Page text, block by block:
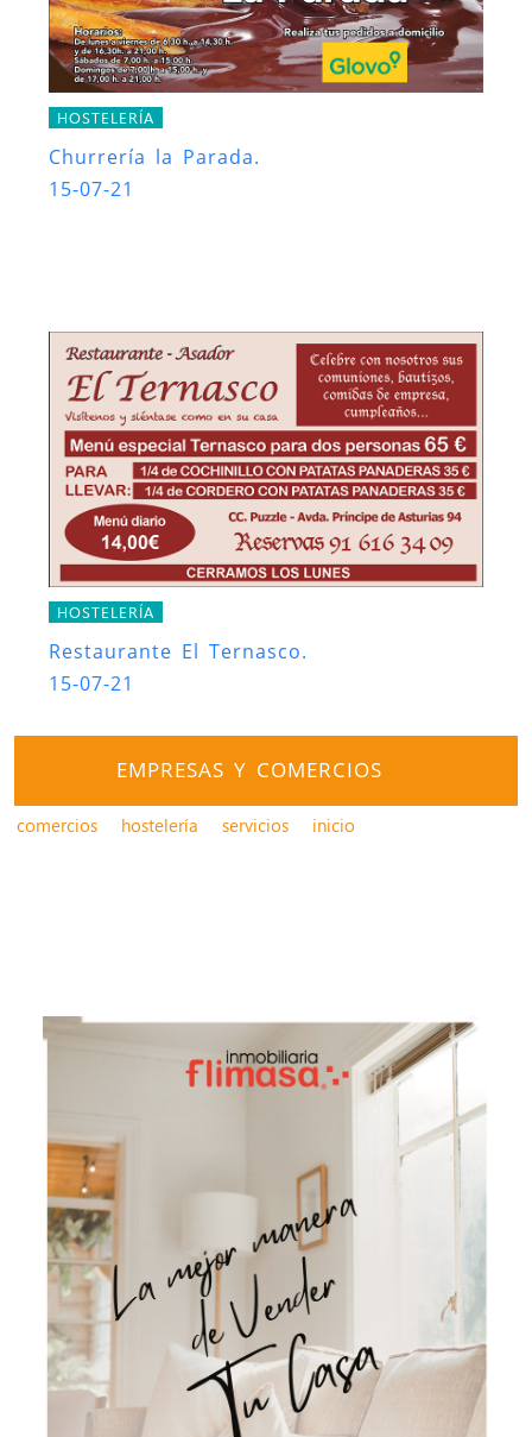
HOSTELERÍA
Churrería la Parada.
15-07-21
HOSTELERÍA
Restaurante El Ternasco.
15-07-21
EMPRESAS Y COMERCIOS
comercios hostelería servicios inicio